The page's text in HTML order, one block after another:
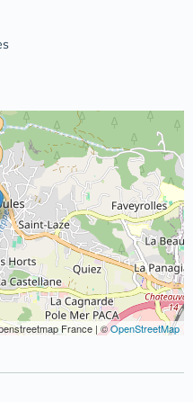
France | ©OpenStreetMap